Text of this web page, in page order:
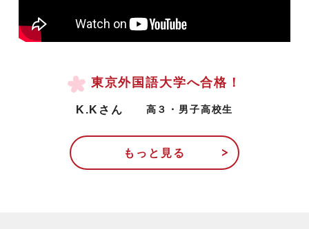
東京外国語大学へ合格！
K.Kさん 高３・男子高校生
もっと見る